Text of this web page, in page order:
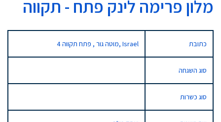
מלון פרימה לינק פתח - תקווה
כתובת 4 מוטה גור , פתח תקווה, Israel
סוג השגחה
סוג כשרות